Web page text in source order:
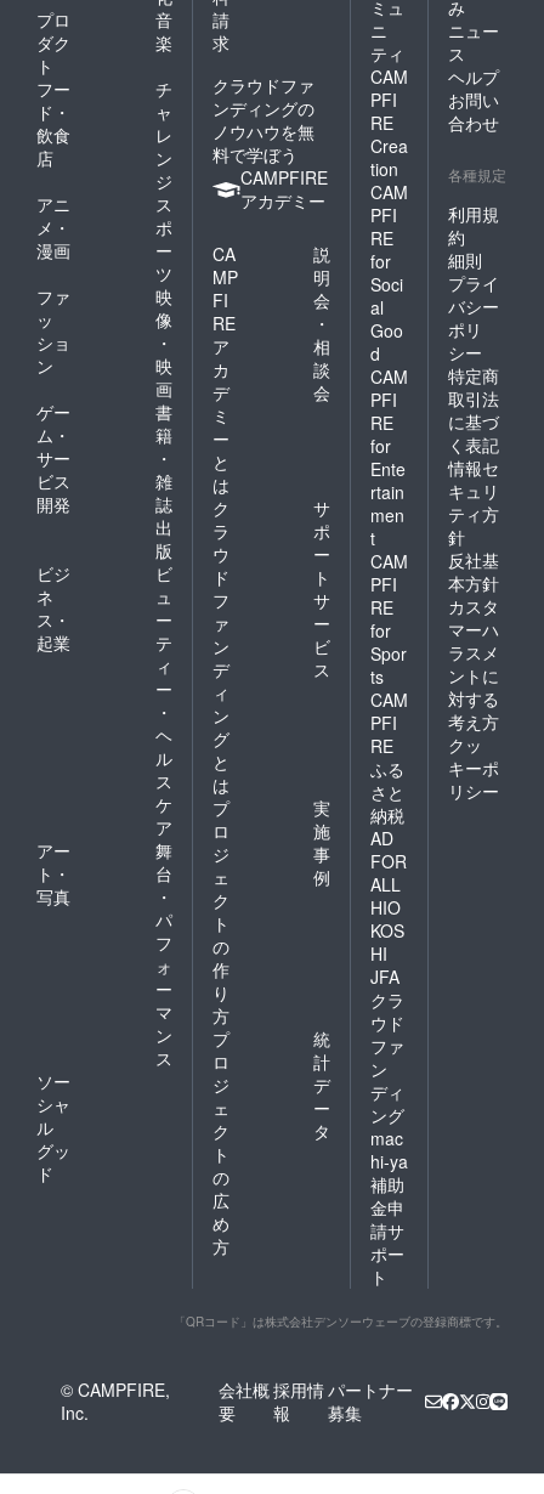
プロ
ダク
ト
音
楽
フー
ド・
飲食
店
チ
ャ
レ
ン
ジ
アニ
メ・
漫画
ス
ポ
ー
ツ
ファ
ッ
ショ
ン
映
像
・
映
画
ゲー
ム・
サー
ビス
開発
書
籍
・
雑
誌
出
版
ビジ
ネ
ス・
起業
ビ
ュ
ー
テ
ィ
ー
・
ヘ
ル
ス
ケ
ア
アー
ト・
写真
舞
台
・
パ
フ
ォ
ー
マ
ン
ス
ソー
シャ
ル
グッ
ド
請
求
クラウドファ
ンディングの
ノウハウを無
料で学ぼう
CAMPFIRE
アカデミー
CA
MP
FI
RE
ア
カ
デ
ミ
ー
と
は
説
明
会
・
相
談
会
ク
ラ
ウ
ド
フ
ァ
ン
デ
ィ
ン
グ
と
は
サ
ポ
ー
ト
サ
ー
ビ
ス
プ
ロ
ジ
ェ
ク
ト
の
作
り
方
実
施
事
例
プ
ロ
ジ
ェ
ク
ト
の
広
め
方
統
計
デ
ー
タ
ミュ
ニ
ティ
CAM
PFI
RE
Crea
tion
CAM
PFI
RE
for
Soci
al
Goo
d
CAM
PFI
RE
for
Ente
rtain
men
t
CAM
PFI
RE
for
Spor
ts
CAM
PFI
RE
ふる
さと
納税
AD
FOR
ALL
HIO
KOS
HI
JFA
クラ
ウド
ファ
ン
ディ
ング
mac
hi-ya
補助
金申
請サ
ポー
ト
み
ニュー
ス
ヘルプ
お問い
合わせ
各種規定
利用規
約
細則
プライ
バシー
ポリ
シー
特定商
取引法
に基づ
く表記
情報セ
キュリ
ティ方
針
反社基
本方針
カスタ
マーハ
ラスメ
ントに
対する
考え方
クッ
キーポ
リシー
「QRコード」は株式会社デンソーウェーブの登録商標です。
© CAMPFIRE,
Inc.
会社概
要
採用情
報
パートナー
募集